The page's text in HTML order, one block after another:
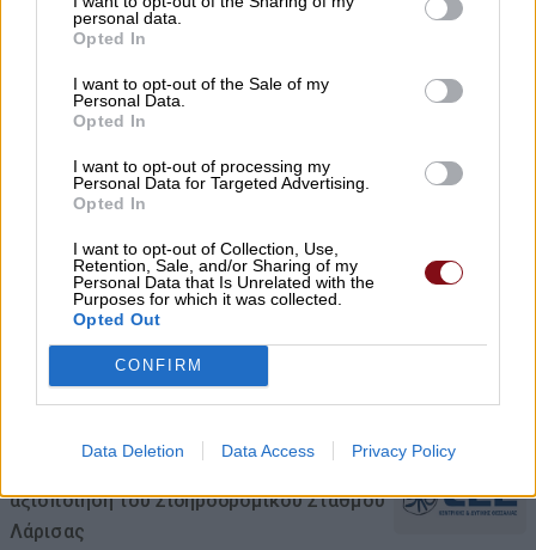
personal data.
Opted In
I want to opt-out of the Sale of my
Personal Data.
Opted In
I want to opt-out of processing my
Personal Data for Targeted Advertising.
Opted In
I want to opt-out of Collection, Use,
Retention, Sale, and/or Sharing of my
Personal Data that Is Unrelated with the
Purposes for which it was collected.
Opted Out
CONFIRM
Data Deletion Data Access Privacy Policy
Αλεξίου
ΛΑ.ΣΥ.: Η διοίκηση Μαμάκου διευρύνει την
ιδιωτικοποίηση της υπηρεσίας πρασίνου
μέχρι το 2028
05/08/2026 , 20:23
Δήμος Λαρισαίων: Προειλημμένη
απόφαση και προμελετημένο πολιτικό
θέατρο η αποχώρηση της Συμπαράταξης
05/08/2026 , 19:34
αξιοποίηση του Σιδηροδρομικού Σταθμού
Λάρισας